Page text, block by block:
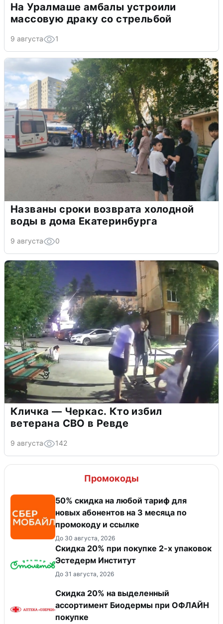
На Уралмаше амбалы устроили
массовую драку со стрельбой
9 августа 1
Названы сроки возврата холодной
воды в дома Екатеринбурга
9 августа 0
Кличка — Черкас. Кто избил
ветерана СВО в Ревде
9 августа 142
Промокоды
50% скидка на любой тариф для
новых абонентов на 3 месяца по
промокоду и ссылке
До 30 августа, 2026
Скидка 20% при покупке 2-х упаковок
Эстедерм Институт
До 31 августа, 2026
Скидка 20% на выделенный
ассортимент Биодермы при ОФЛАЙН
покупке